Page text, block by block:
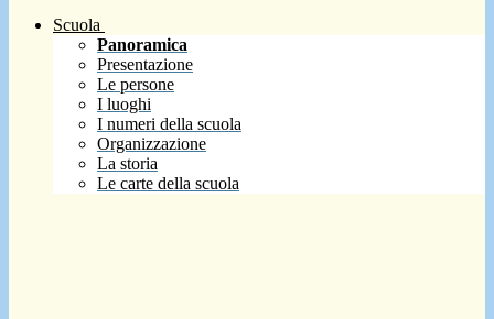
Scuola
Panoramica
Presentazione
Le persone
I luoghi
I numeri della scuola
Organizzazione
La storia
Le carte della scuola